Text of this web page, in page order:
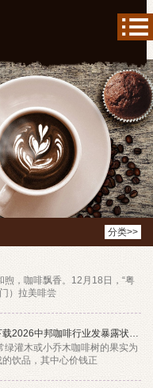
分类>>
）拉美啡尝
乐竞全站网页版登录入口下载2026中邦咖啡行业发暴露状与工业
饮品，其中心价钱正